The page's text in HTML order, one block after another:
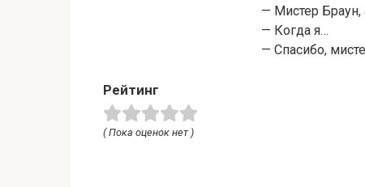
— Мистер
— Когда я…
— Спасибо,
Рейтинг
( Пока оценок нет )